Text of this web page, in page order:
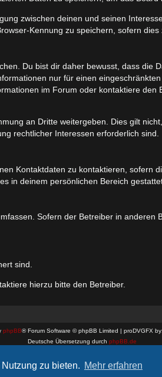
zu bieten. Mehr erfahren
zwischen deinen und seinen
Kennung zu speichern, sofern
Du bist dir daher bewusst, dass die
nur für einen
im Forum oder kontaktiere
an Dritte weitergeben. Dies gilt
rechtlicher Interessen erforderlich sind.
Kontaktdaten zu kontaktieren, sofern
in deinem persönlichen Bereich
Sofern der Betreiber in
sind.
hierzu bitte den Betreiber.
phpBB® Forum Software © phpBB Limited | proDVGFX by:
Deutsche Übersetzung durch phpBB.de